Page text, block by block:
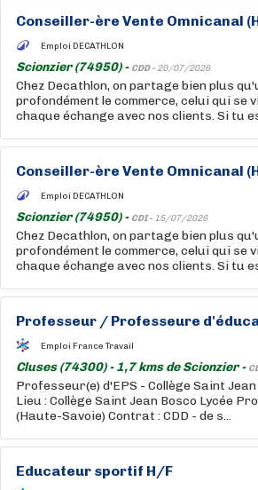
Conseiller-ère Vente Omnicanal
Emploi DECATHLON
Scionzier (74950) - CDD - 20/07/2026
Chez Decathlon, on partage bien plus
profondément le commerce, celui qui
chaque échange avec nos clients. Si tu
Conseiller-ère Vente Omnicanal
Emploi DECATHLON
Scionzier (74950) - CDI - 15/07/2026
Chez Decathlon, on partage bien plus
profondément le commerce, celui qui
chaque échange avec nos clients. Si tu
Professeur / Professeure
Emploi France Travail
Cluses (74300) - 1,7 kms de Scionzier -
Professeur(e) d'EPS - Collège Saint
Lieu : Collège Saint Jean Bosco Lycée
(Haute-Savoie) Contrat : CDD - de s...
Educateur sportif H/F